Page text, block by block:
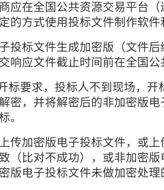
应在全国公共资源交易平台
的方式使用投标文件制作软
投标文件生成加密版（文件
响应文件截止时间前在全国
标要求，投标人不到现场，
密，并将解密后的非加密版
。
传加密版电子投标文件，或
（比对不成功），或非加密
版电子投标文件未做加密处